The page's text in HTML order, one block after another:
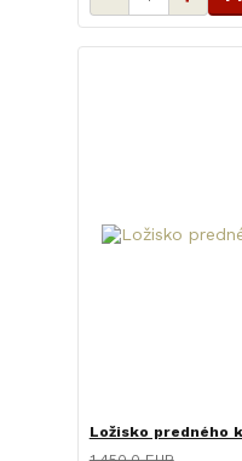
Ložisko predného